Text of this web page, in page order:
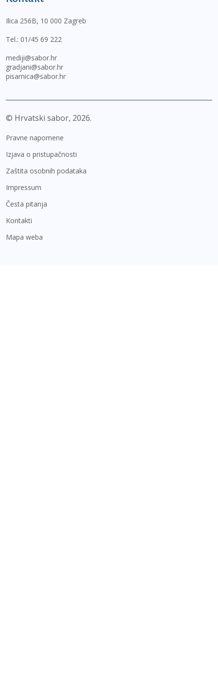
Ilica 256B, 10 000 Zagreb
Tel.: 01/45 69 222
mediji@sabor.hr
gradjani@sabor.hr
pisarnica@sabor.hr
© Hrvatski sabor, 2026
Pravne napomene
Izjava o pristupačnosti
Zaštita osobnih podataka
Impressum
Česta pitanja
Kontakti
Mapa weba